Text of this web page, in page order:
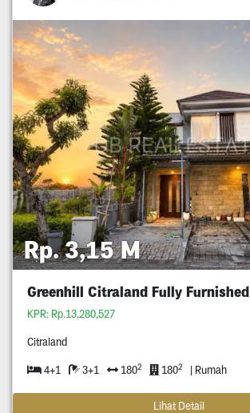
Rp. 3,15 M
Greenhill Citraland Fully Furnished
KPR: Rp.13,280,527
Citraland
4+1 3+1 1802 1802 | Rumah
Lihat Detail